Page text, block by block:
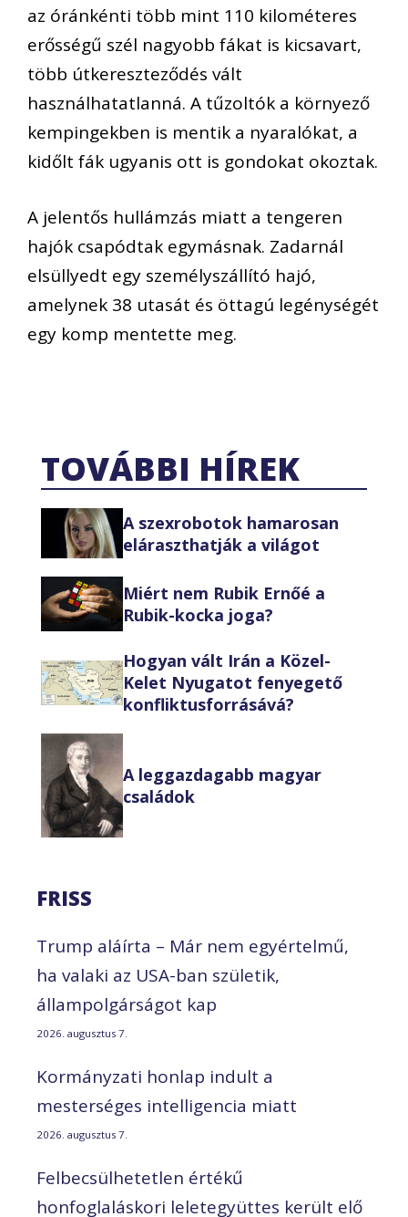
az óránkénti több mint 110 kilométeres
erősségű szél nagyobb fákat is kicsavart,
több útkereszteződés vált
használhatatlanná. A tűzoltók a környező
kempingekben is mentik a nyaralókat, a
kidőlt fák ugyanis ott is gondokat okoztak.
A jelentős hullámzás miatt a tengeren
hajók csapódtak egymásnak. Zadarnál
elsüllyedt egy személyszállító hajó,
amelynek 38 utasát és öttagú legénységét
egy komp mentette meg.
TOVÁBBI HÍREK
A szexrobotok hamarosan
eláraszthatják a világot
Miért nem Rubik Ernőé a
Rubik-kocka joga?
Hogyan vált Irán a Közel-
Kelet Nyugatot fenyegető
konfliktusforrásává?
A leggazdagabb magyar
családok
FRISS
Trump aláírta – Már nem egyértelmű,
ha valaki az USA-ban születik,
állampolgárságot kap
2026. augusztus 7.
Kormányzati honlap indult a
mesterséges intelligencia miatt
2026. augusztus 7.
Felbecsülhetetlen értékű
honfoglaláskori leletegyüttes került elő